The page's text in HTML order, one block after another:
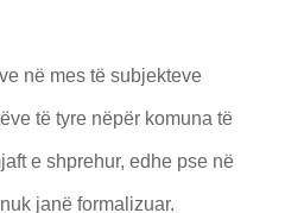
në mes të subjekteve
të tyre nëpër komuna të
e shprehur, edhe pse në
janë formalizuar.